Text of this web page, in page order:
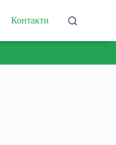
Контакти